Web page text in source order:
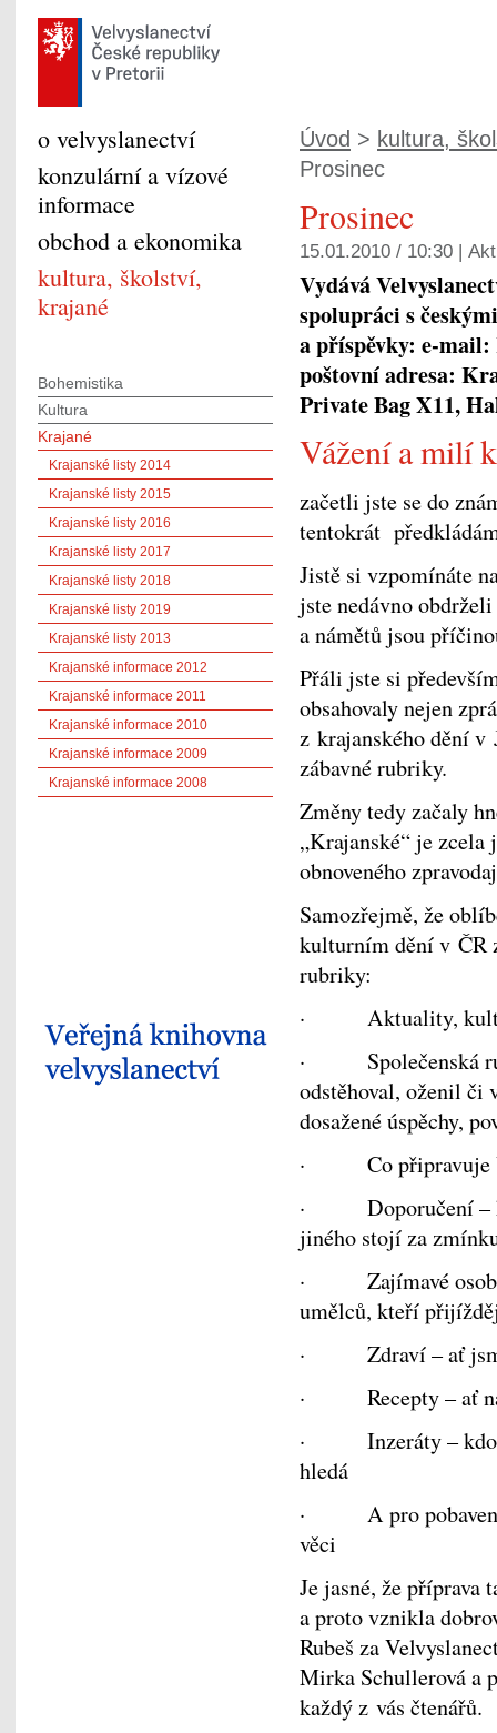
Úvod > kultura,
Prosinec
Prosinec
15.01.2010 / 10:30 |
Vydává
spolupráci s
a příspěvky: e-mail:
poštovní adresa:
Private Bag X11,
Vážení a milí
začetli jste se do
tentokrát
Jistě si vzpomínáte
jste nedávno
a námětů jsou
Přáli jste si
obsahovaly nejen
z krajanského dění v
zábavné rubriky.
Změny tedy začaly
„Krajanské“ je
obnoveného
Samozřejmě, že
kulturním dění v ČR
rubriky:
· Aktuality,
· Společenská
odstěhoval, oženil či
dosažené úspěchy,
· Co připravuje
· Doporučení –
jiného stojí za
· Zajímavé
umělců, kteří
· Zdraví – ať
· Recepty – ať
· Inzeráty – kdo
hledá
· A pro pobavení
věci
Je jasné, že příprava
a proto vznikla
Rubeš za
Mirka Schullerová a
každý z vás čtenářů.
o velvyslanectví
konzulární a vízové
informace
obchod a ekonomika
kultura, školství,
krajané
Bohemistika
Kultura
Krajané
Krajanské listy 2014
Krajanské listy 2015
Krajanské listy 2016
Krajanské listy 2017
Krajanské listy 2018
Krajanské listy 2019
Krajanské listy 2013
Krajanské informace 2012
Krajanské informace 2011
Krajanské informace 2010
Krajanské informace 2009
Krajanské informace 2008